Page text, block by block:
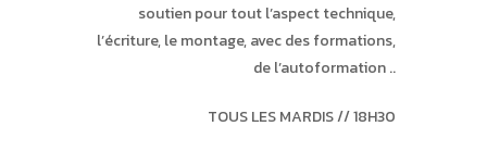
soutien pour tout l’aspect technique,
l’écriture, le montage, avec des formations,
de l’autoformation ..
TOUS LES MARDIS // 18H30